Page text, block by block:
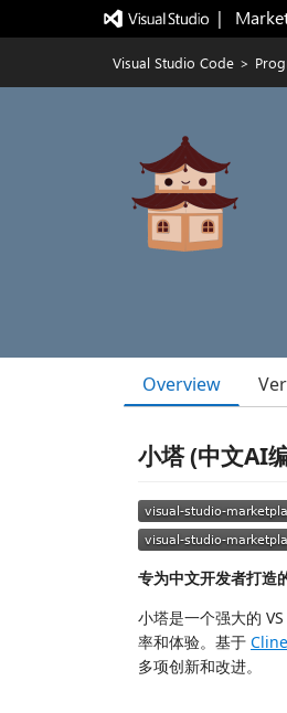
|
Visual Studio Code >
Overview
小塔 (中文AI
专为中文开发者打造
小塔是一个强大的
率和体验。基于 Cline
多项创新和改进。